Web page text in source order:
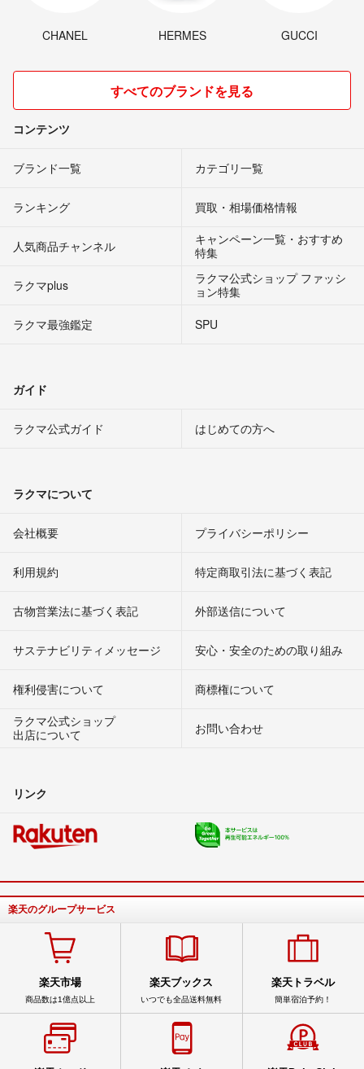
CHANEL HERMES GUCCI
すべてのブランドを見る
コンテンツ
ブランド一覧 カテゴリ一覧
ランキング 買取・相場価格情報
人気商品チャンネル
キャンペーン一覧・おすすめ
特集
ラクマplus
ラクマ公式ショップ ファッシ
ョン特集
ラクマ最強鑑定
SPU
ガイド
ラクマ公式ガイド はじめての方へ
ラクマについて
会社概要 プライバシーポリシー
利用規約 特定商取引法に基づく表記
古物営業法に基づく表記 外部送信について
サステナビリティメッセージ 安心・安全のための取り組み
権利侵害について
商標権について
ラクマ公式ショップ
出店について
お問い合わせ
リンク
楽天のグループサービス
楽天市場
商品数は1億点以上
楽天ブックス
いつでも全品送料無料
楽天トラベル
簡単宿泊予約！